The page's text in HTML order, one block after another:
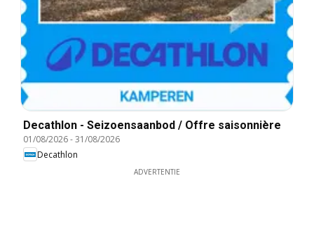
Decathlon - Seizoensaanbod / Offre saisonnière
01/08/2026-31/08/2026
Decathlon
ADVERTENTIE